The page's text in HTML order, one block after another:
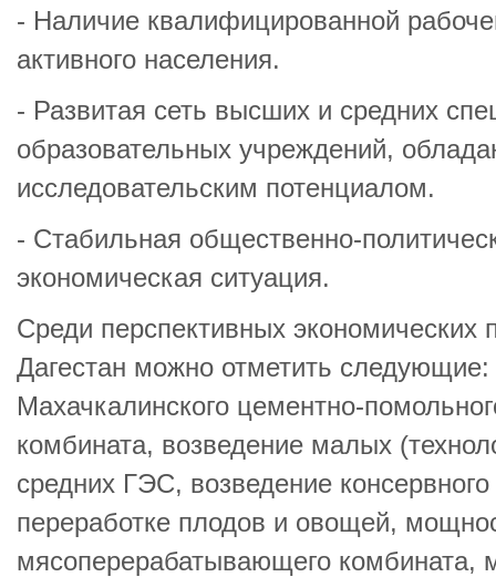
- Наличие квалифицированной
активного населения.
- Развитая сеть высших и средних
образовательных учреждений,
исследовательским потенциалом.
- Стабильная общественно-
экономическая ситуация.
Среди перспективных экономических
Дагестан можно отметить следующие:
Махачкалинского цементно-
комбината, возведение малых
средних ГЭС, возведение
переработке плодов и овощей,
мясоперерабатывающего комбината,